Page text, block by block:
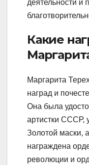
деятельности и
Какие
Маргарита
наград и
Она была
артистки СССР,
Золотой маски,
награждена
революции и